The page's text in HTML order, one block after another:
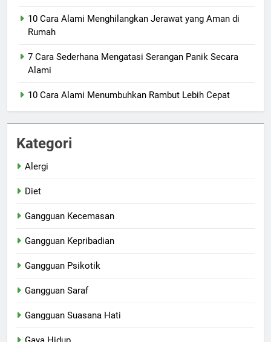
10 Cara Alami Menghilangkan Jerawat yang Aman di
Rumah
7 Cara Sederhana Mengatasi Serangan Panik Secara
Alami
10 Cara Alami Menumbuhkan Rambut Lebih Cepat
Kategori
Alergi
Diet
Gangguan Kecemasan
Gangguan Kepribadian
Gangguan Psikotik
Gangguan Saraf
Gangguan Suasana Hati